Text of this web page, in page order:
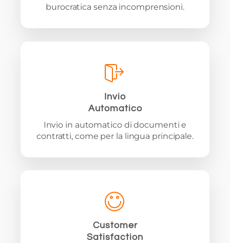
burocratica senza incomprensioni.
Invio
Automatico
Invio in automatico di documenti e
contratti, come per la lingua principale.
Customer
Satisfaction